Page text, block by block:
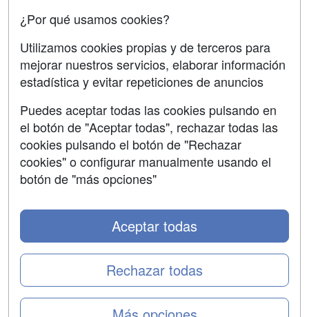
Contactar
Confidencialidad
Aviso legal
Copyleft
¿Por qué usamos cookies?
Utilizamos cookies propias y de terceros para
mejorar nuestros servicios, elaborar información
estadística y evitar repeticiones de anuncios
Puedes aceptar todas las cookies pulsando en
el botón de "Aceptar todas", rechazar todas las
cookies pulsando el botón de "Rechazar
cookies" o configurar manualmente usando el
botón de "más opciones"
Rechazar todas
Aceptar todas